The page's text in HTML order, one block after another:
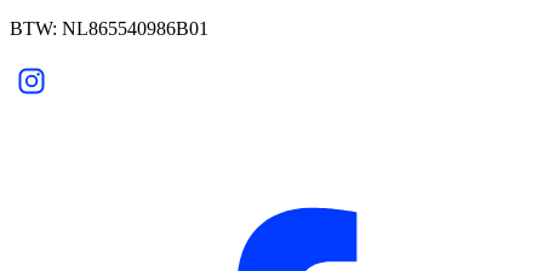
BTW: NL865540986B01